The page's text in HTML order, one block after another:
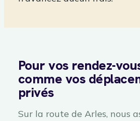
Pour vos rendez-
comme vos
privés
Sur la route de Arles, nous